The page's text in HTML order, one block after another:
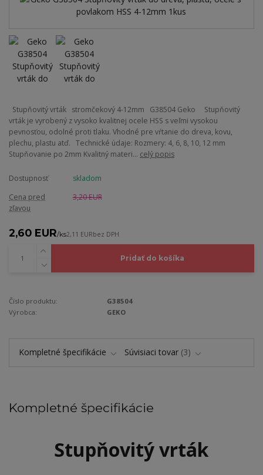
Stupňovitý vrták stromčekový 4-12mm G38504 Geko Stupňovitý
vrták je vyrobený z vysoko kvalitnej ocele HSS s veľmi vysokou
pevnosťou, odolné proti tlaku. Vhodné pre vŕtanie do dreva, kovu,
plechu, plastu atď. Technické údaje: Rozmery: 4, 6, 8, 10, 12 mm
Stupňovanie po 2mm Kvalitný materi... celý popis
Dostupnosť
skladom
Cena pred
zľavou
3,20 EUR
2,60 EUR/ks2,11 EURbez DPH
Pridať do košíka
Číslo produktu:
G38504
Výrobca:
GEKO
Kompletné špecifikácie Súvisiaci tovar 3
Kompletné špecifikácie
Stupňovitý vrták